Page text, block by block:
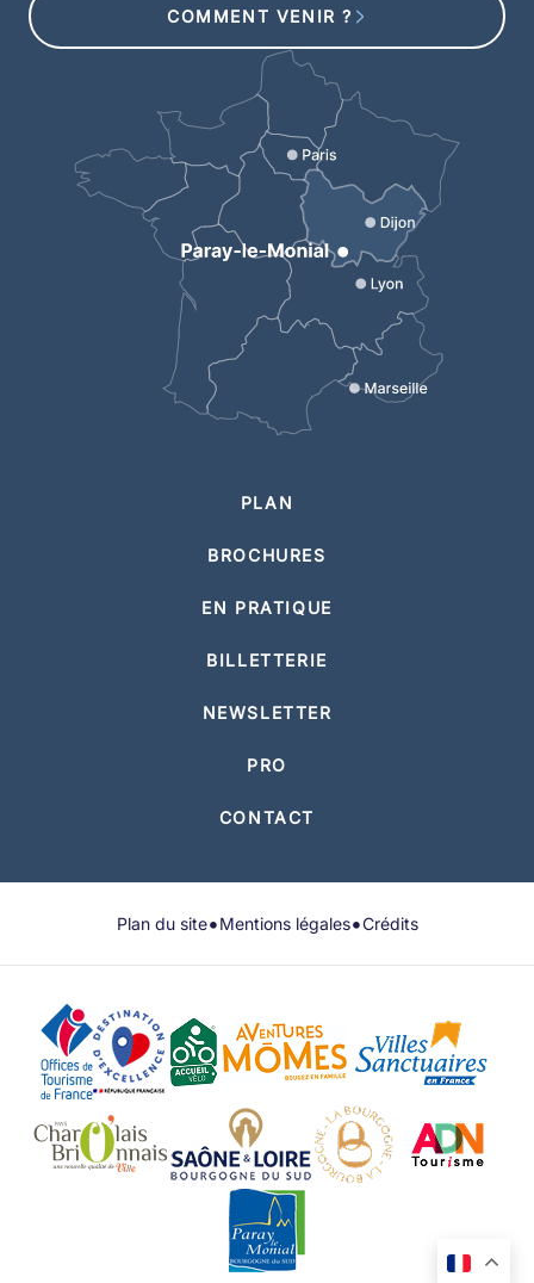
COMMENT VENIR ?
PLAN
BROCHURES
EN PRATIQUE
BILLETTERIE
NEWSLETTER
PRO
CONTACT
Plan du site•Mentions légales•Crédits